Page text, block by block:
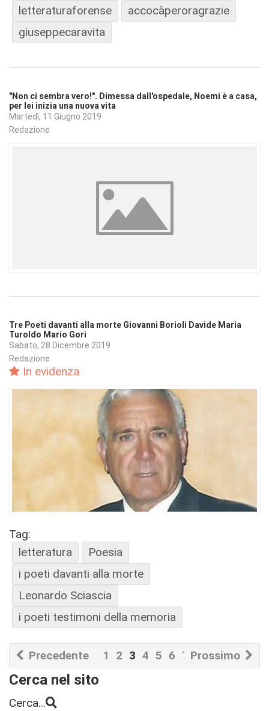
letteraturaforense
accocàperoragrazie
giuseppecaravita
"Non ci sembra vero!". Dimessa dall'ospedale, Noemi è a casa,
per lei inizia una nuova vita
Martedì, 11 Giugno 2019
Redazione
Tre Poeti davanti alla morte Giovanni Borioli Davide Maria
Turoldo Mario Gori
Sabato, 28 Dicembre 2019
Redazione
In evidenza
Tag:
letteratura
Poesia
i poeti davanti alla morte
Leonardo Sciascia
i poeti testimoni della memoria
Precedente Prossimo
1 2 3 4 5 6 7 8 9 10
Cerca nel sito
Cerca...